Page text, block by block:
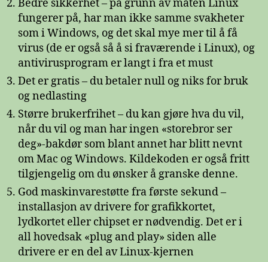
Bedre sikkerhet – på grunn av måten Linux
fungerer på, har man ikke samme svakheter
som i Windows, og det skal mye mer til å få
virus (de er også så å si fraværende i Linux), og
antivirusprogram er langt i fra et must
Det er gratis – du betaler null og niks for bruk
og nedlasting
Større brukerfrihet – du kan gjøre hva du vil,
når du vil og man har ingen «storebror ser
deg»-bakdør som blant annet har blitt nevnt
om Mac og Windows. Kildekoden er også fritt
tilgjengelig om du ønsker å granske denne.
God maskinvarestøtte fra første sekund –
installasjon av drivere for grafikkortet,
lydkortet eller chipset er nødvendig. Det er i
all hovedsak «plug and play» siden alle
drivere er en del av Linux-kjernen